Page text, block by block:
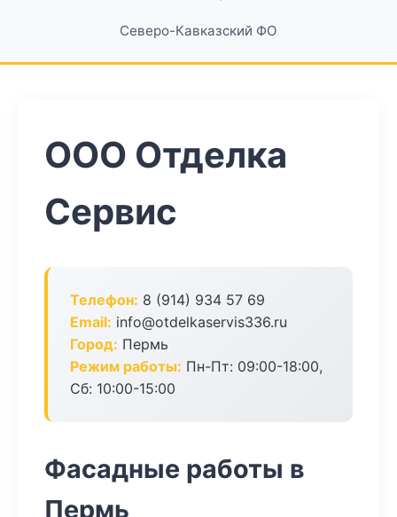
Северо-Кавказский ФО
ООО Отделка
Сервис
Телефон: 8 (914) 934 57 69
Email: info@otdelkaservis336.ru
Город: Пермь
Режим работы: Пн-Пт: 09:00-18:00,
Сб: 10:00-15:00
Фасадные работы в
Пермь